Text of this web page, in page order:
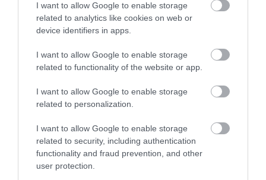
I want to allow Google to enable storage
related to analytics like cookies on web or
device identifiers in apps.
I want to allow Google to enable storage
related to functionality of the website or app.
I want to allow Google to enable storage
related to personalization.
I want to allow Google to enable storage
related to security, including authentication
functionality and fraud prevention, and other
user protection.
ÉLELMISZER
Szigorítás jön: már nem nevezhetnek akármit